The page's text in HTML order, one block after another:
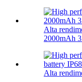
Alta
2000mAh
Alta